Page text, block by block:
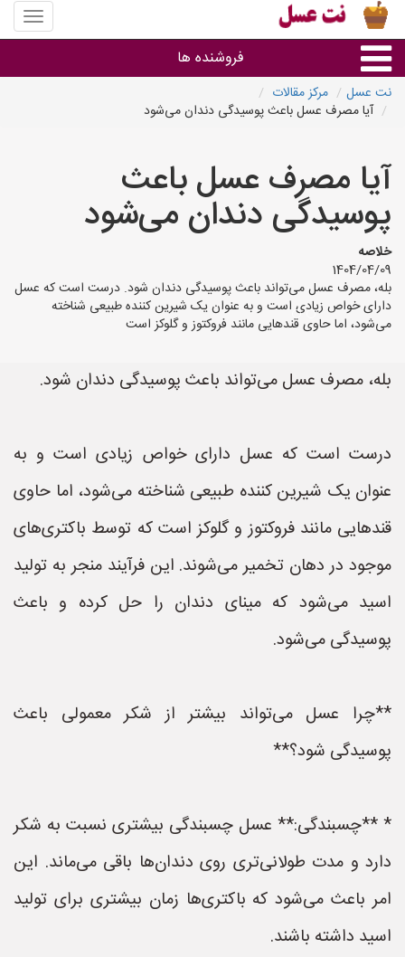
منوی
سایت
عسل
فروشنده ها
گروه ها
استان ها
نت عسل
مرکز مقالات
آیا مصرف عسل باعث پوسیدگی دندان می‌شود
آیا مصرف عسل باعث
پوسیدگی دندان می‌شود
خلاصه
1404/04/09
بله، مصرف عسل می‌تواند باعث پوسیدگی دندان شود. درست است که عسل
دارای خواص زیادی است و به عنوان یک شیرین کننده طبیعی شناخته
می‌شود، اما حاوی قندهایی مانند فروکتوز و گلوکز است
بله، مصرف عسل می‌تواند باعث پوسیدگی دندان شود.
درست است که عسل دارای خواص زیادی است و به
عنوان یک شیرین کننده طبیعی شناخته می‌شود، اما حاوی
قندهایی مانند فروکتوز و گلوکز است که توسط باکتری‌های
موجود در دهان تخمیر می‌شوند. این فرآیند منجر به تولید
اسید می‌شود که مینای دندان را حل کرده و باعث
پوسیدگی می‌شود.
**چرا عسل می‌تواند بیشتر از شکر معمولی باعث
پوسیدگی شود؟**
* **چسبندگی:** عسل چسبندگی بیشتری نسبت به شکر
دارد و مدت طولانی‌تری روی دندان‌ها باقی می‌ماند. این
امر باعث می‌شود که باکتری‌ها زمان بیشتری برای تولید
اسید داشته باشند.